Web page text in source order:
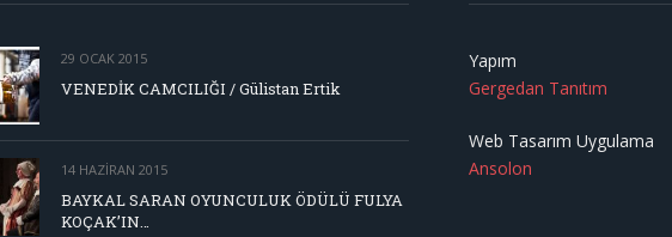
29 OCAK 2015
VENEDİK CAMCILIĞI / Gülistan Ertik
14 HAZIRAN 2015
BAYKAL SARAN OYUNCULUK ÖDÜLÜ FULYA
KOÇAK’IN…
Yapım
Gergedan Tanıtım
Web Tasarım Uygulama
Ansolon